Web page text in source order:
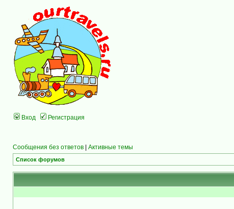
Вход Регистрация
Сообщения без ответов | Активные темы
Список форумов